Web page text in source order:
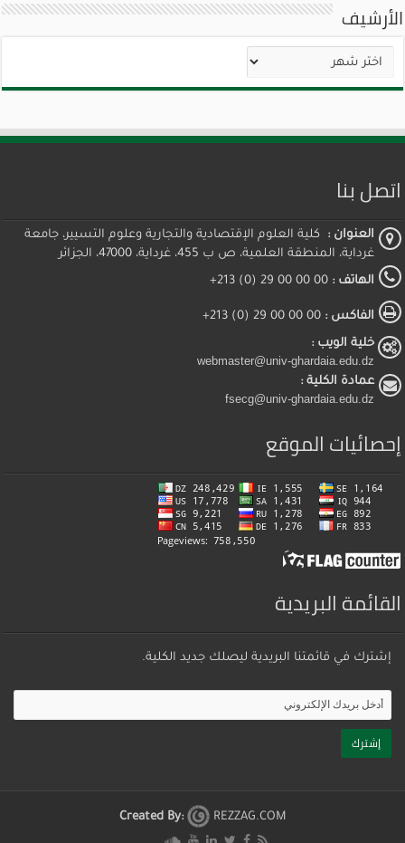
الأرشيف
الأرشيف
اتصل بنا
العنوان : كلية العلوم الإقتصادية والتجارية وعلوم التسيير، جامعة
غرداية، المنطقة العلمية، ص ب 455، غرداية، 47000، الجزائر
الهاتف : 00 00 00 29 (0) 213+
الفاكس : 00 00 00 29 (0) 213+
خلية الويب :
webmaster@univ-ghardaia.edu.dz
عمادة الكلية :
fsecg@univ-ghardaia.edu.dz
إحصائيات الموقع
القائمة البريدية
إشترك في قائمتنا البريدية ليصلك جديد الكلية.
Created By: REZZAG.COM